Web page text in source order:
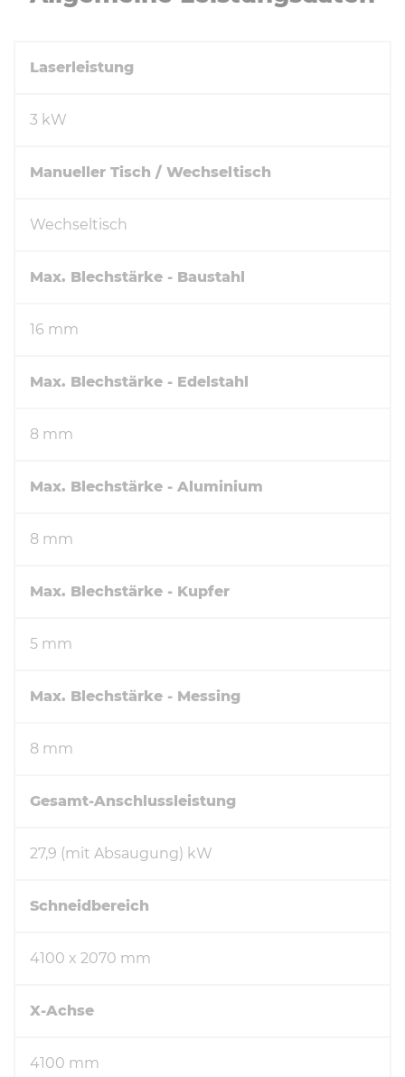
Laserleistung
3 kW
Manueller Tisch / Wechseltisch
Wechseltisch
Max. Blechstärke - Baustahl
16 mm
Max. Blechstärke - Edelstahl
8 mm
Max. Blechstärke - Aluminium
8 mm
Max. Blechstärke - Kupfer
5 mm
Max. Blechstärke - Messing
8 mm
Gesamt-Anschlussleistung
27,9 (mit Absaugung) kW
Schneidbereich
4100 x 2070 mm
X-Achse
4100 mm